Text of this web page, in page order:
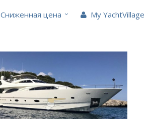
Cниженная цена My YachtVillage